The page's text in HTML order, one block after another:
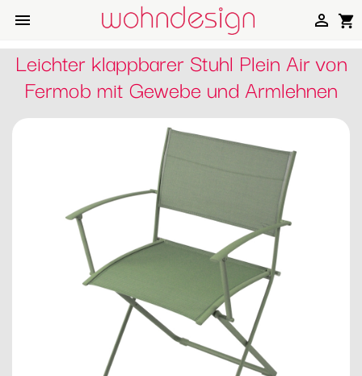
 shopping_cart

Leichter klappbarer Stuhl Plein Air von
Fermob mit Gewebe und Armlehnen